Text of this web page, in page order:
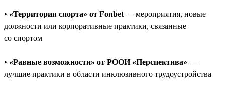
• «Территория спорта» от Fonbet — мероприятия, новые
должности или корпоративные практики, связанные
со спортом
• «Равные возможности» от РООИ «Перспектива» —
лучшие практики в области инклюзивного трудоустройства